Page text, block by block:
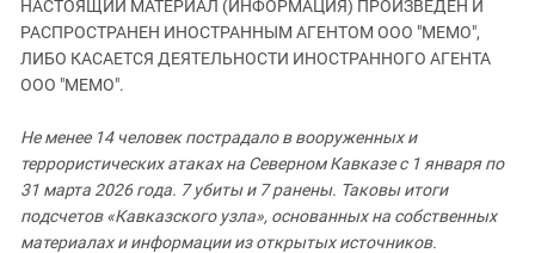
ЗАСТАВЛЯЕТ
КАВКАЗ ЗА ПАЛЕСТИНУ
ИНАКОМЫСЛИЕ В ЧЕЧНЕ
Дагестан
Ингушетия
Кабардино-Балкария
Калмыкия
Карачаево-Черкесия
Краснодарский край
Нагорный Карабах
НАСТОЯЩИЙ МАТЕРИАЛ (ИНФОРМАЦИЯ) ПРОИЗВЕДЕН И
РАСПРОСТРАНЕН ИНОСТРАННЫМ АГЕНТОМ ООО "МЕМО",
ЛИБО КАСАЕТСЯ ДЕЯТЕЛЬНОСТИ ИНОСТРАННОГО АГЕНТА
ООО "МЕМО".
Не менее 14 человек пострадало в вооруженных и
террористических атаках на Северном Кавказе с 1 января по
31 марта 2026 года. 7 убиты и 7 ранены. Таковы итоги
подсчетов «Кавказского узла», основанных на собственных
материалах и информации из открытых источников.